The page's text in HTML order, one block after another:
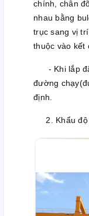
chính, chân
nhau bằng
trục sang vị
thuộc vào kết
- Khi lắp
đường
định.
2. Khẩu độ